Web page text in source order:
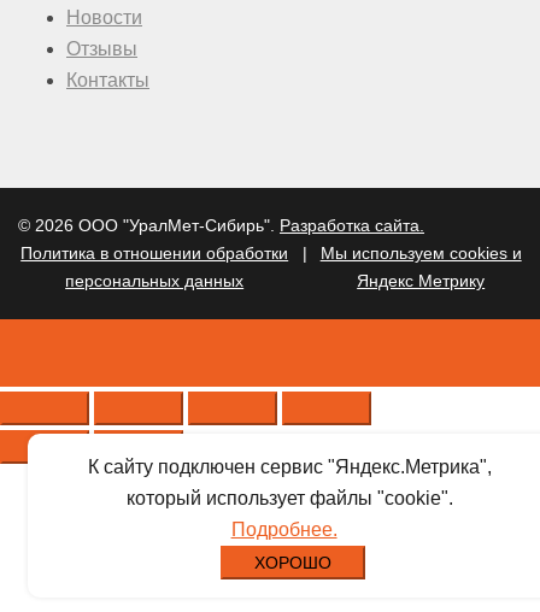
Новости
Отзывы
Контакты
© 2026 ООО "УралМет-Сибирь". Разработка сайта.
Политика в отношении обработки
персональных данных
|
Мы используем cookies и
Яндекс Метрику
К сайту подключен сервис "Яндекс.Метрика",
который использует файлы "cookie".
Подробнее.
ХОРОШО